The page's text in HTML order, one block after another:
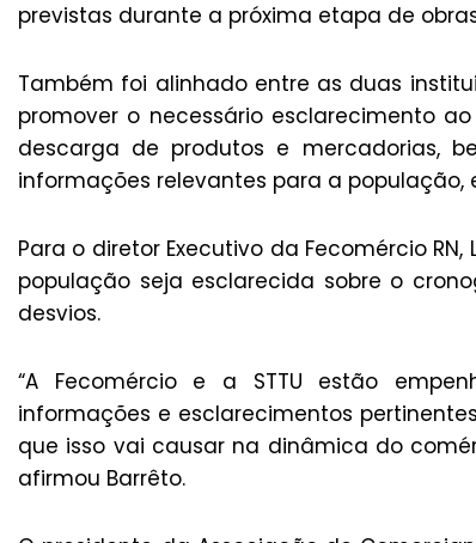
previstas durante a próxima etapa de
Também foi alinhado entre as duas
promover o necessário esclarecimento
descarga de produtos e mercadorias,
informações relevantes para a população,
Para o diretor Executivo da Fecomércio
população seja esclarecida sobre o
desvios.
“A Fecomércio e a STTU estão
informações e esclarecimentos
que isso vai causar na dinâmica do
afirmou Barrêto.